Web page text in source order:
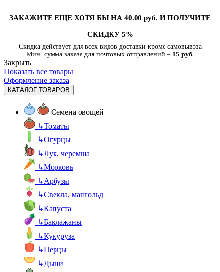
ЗАКАЖИТЕ ЕЩЕ ХОТЯ БЫ НА 40.00 руб. И ПОЛУЧИТЕ
СКИДКУ 5%
Скидка действует для всех видов доставки кроме самовывоза
Мин. сумма заказа для почтовых отправлений – 15 руб.
Закрыть
Показать все товары
Оформление заказа
КАТАЛОГ ТОВАРОВ
Семена овощей
↳Томаты
↳Огурцы
↳Лук, черемша
↳Морковь
↳Арбузы
↳Свекла, мангольд
↳Капуста
↳Баклажаны
↳Кукуруза
↳Перцы
↳Дыни